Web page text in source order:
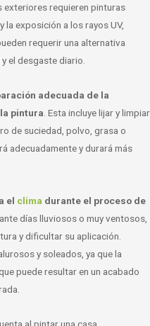
exteriores requieren pinturas
la exposición a los rayos UV,
requerir una alternativa
el desgaste diario.
adecuada de la
pintura . Esta incluye lijar y limpiar
de suciedad, polvo, grasa o
adecuadamente y durará más
el clima durante el proceso de
días lluviosos o muy ventosos,
y dificultar su aplicación.
y soleados, ya que la
puede resultar en un acabado